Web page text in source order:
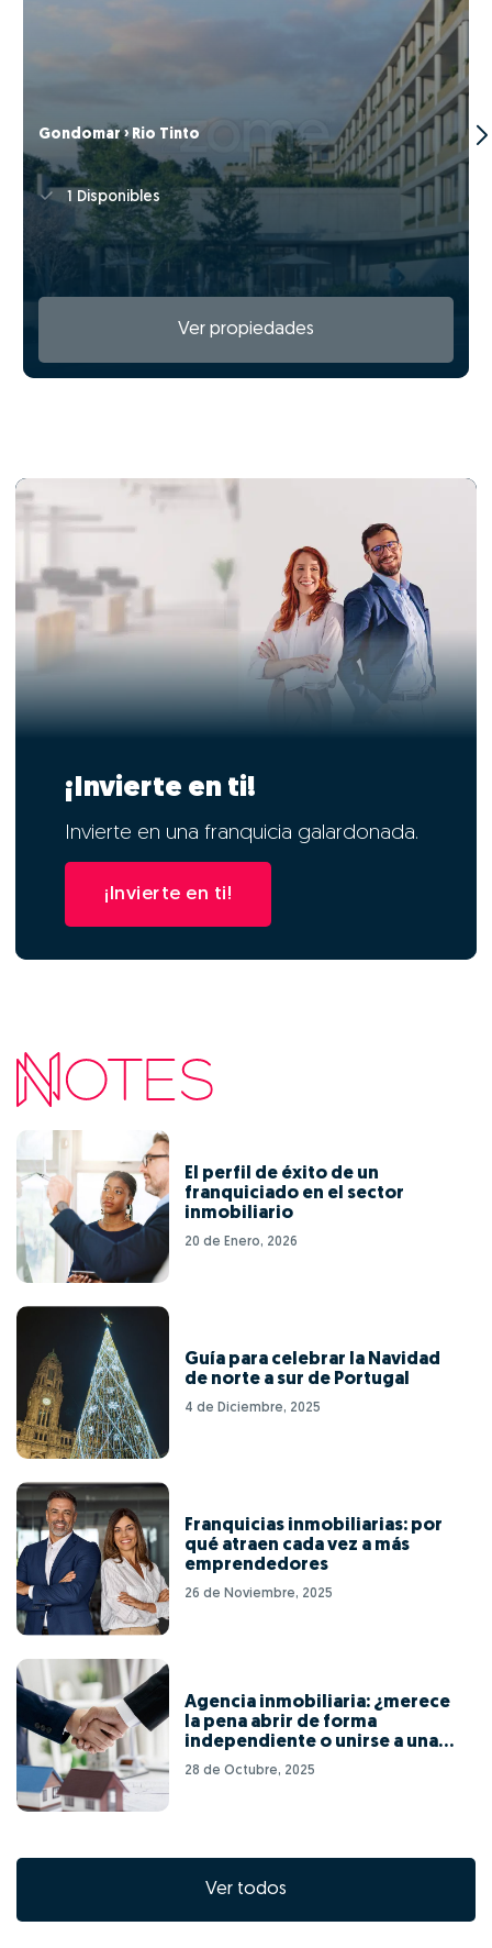
Gondomar › Rio Tinto
1 Disponibles
Ver propiedades
¡Invierte en ti!
Invierte en una franquicia galardonada.
¡Invierte en ti!
El perfil de éxito de un
franquiciado en el sector
inmobiliario
20 de Enero, 2026
Guía para celebrar la Navidad
de norte a sur de Portugal
4 de Diciembre, 2025
Franquicias inmobiliarias: por
qué atraen cada vez a más
emprendedores
26 de Noviembre, 2025
Agencia inmobiliaria: ¿merece
la pena abrir de forma
independiente o unirse a una
red de franquicias?
28 de Octubre, 2025
Ver todos